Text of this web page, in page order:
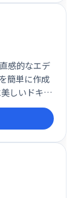
感的なエデ
簡単に作成
しいドキュ
て高度なコ